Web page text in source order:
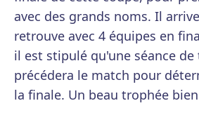
avec des grands noms. Il
retrouve avec 4 équipes en
il est stipulé qu'une séance
précédera le match pour
la finale. Un beau trophée